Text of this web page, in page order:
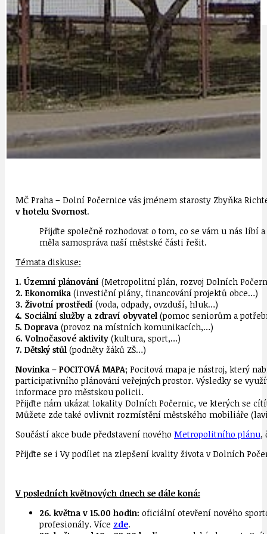
IDEAL LUX OSOBNOST
MČ Praha – Dolní Počernice vás jménem starosty Zbyňka
v hotelu Svornost.
Přijďte společně rozhodovat o tom, co se vám u nás
měla samospráva naší městské části řešit.
Témata diskuse:
1. Územní plánování (Metropolitní plán, rozvoj Dolních
2. Ekonomika (investiční plány, financování projektů obce…)
3. Životní prostředí (voda, odpady, ovzduší, hluk…)
4. Sociální služby a zdraví obyvatel (pomoc seniorům a
5. Doprava (provoz na místních komunikacích,…)
6. Volnočasové aktivity (kultura, sport,…)
7. Dětský stůl (podněty žáků ZŠ…)
Novinka – POCITOVÁ MAPA; Pocitová mapa je nástroj, který
participativního plánování veřejných prostor. Výsledky se
informace pro městskou policii.
Přijďte nám ukázat lokality Dolních Počernic, ve kterých se
Můžete zde také ovlivnit rozmístění městského mobiliáře
Součástí akce bude představení nového Metropolitního plánu,
Přijďte se i Vy podílet na zlepšení kvality života v Dolních
V posledních květnových dnech se dále koná:
26. května v 15.00 hodin: oficiální otevření nového
profesionály. Více zde.